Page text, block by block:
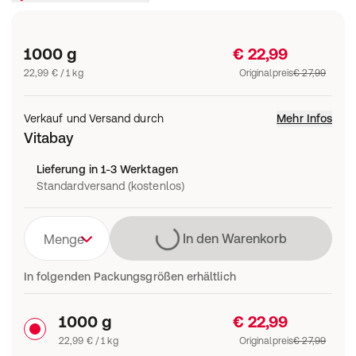
1000 g
22,99 € / 1 kg
€ 22,99
Originalpreis€ 27,99
Verkauf und Versand durch Mehr Infos
Vitabay
Lieferung in 1-3 Werktagen
Standardversand (kostenlos)
Menge LädtIn den Warenkorb
In folgenden Packungsgrößen erhältlich
1000 g
22,99 € / 1 kg
€ 22,99
Originalpreis€ 27,99